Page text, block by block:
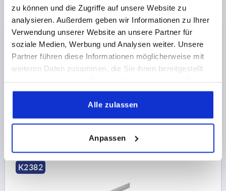
zu können und die Zugriffe auf unsere Website zu
analysieren. Außerdem geben wir Informationen zu Ihrer
Verwendung unserer Website an unsere Partner für
soziale Medien, Werbung und Analysen weiter. Unsere
Partner führen diese Informationen möglicherweise mit
weiteren Daten zusammen, die Sie ihnen bereitgestellt
gesammelt haben.
Alle zulassen
Anpassen
LÄNGE=550
TRAGKRAFT PRO PAAR KG =35
MONTAGE=MONTAGE SEITLICH
PRODUKTTYP=STANDARD
VERPACKUNGSART=1 STÜCK = 1 PAAR
A=26
A1=256
A2=288
A3=480 A4=512 BREITE=9,5
HÖHE=35,3
27,99 €
K2382